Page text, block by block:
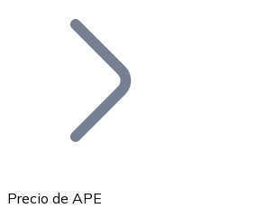
Añade tu proyecto a nuestro
Precio de APE